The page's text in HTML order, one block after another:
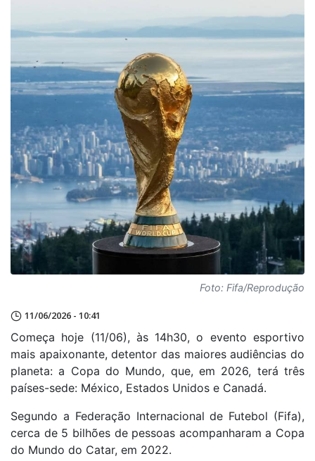
Foto: Fifa/Reprodução
11/06/2026 - 10:41
Começa hoje (11/06), às 14h30, o evento esportivo
mais apaixonante, detentor das maiores audiências do
planeta: a Copa do Mundo, que, em 2026, terá três
países-sede: México, Estados Unidos e Canadá.
Segundo a Federação Internacional de Futebol (Fifa),
cerca de 5 bilhões de pessoas acompanharam a Copa
do Mundo do Catar, em 2022.